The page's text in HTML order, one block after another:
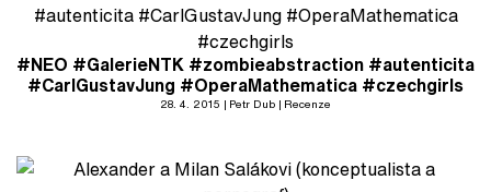
#NEO #GalerieNTK #zombieabstraction #autenticita
#CarlGustavJung #OperaMathematica #czechgirls
28. 4. 2015 Petr Dub Recenze